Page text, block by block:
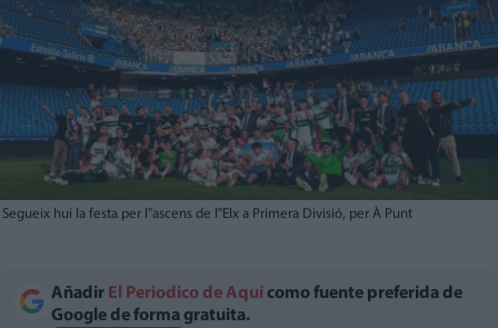
Segueix hui la festa per l"ascens de l"Elx a Primera Divisió, per À Punt
Añadir El Periodico de Aquí como fuente preferida de
Google de forma gratuita.